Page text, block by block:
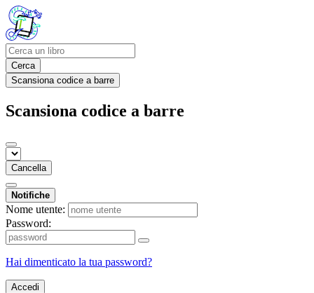
Cerca
Scansiona codice a barre
Scansiona codice a barre
Cancella
Notifiche
Nome utente:
Password:
Hai dimenticato la tua password?
Accedi